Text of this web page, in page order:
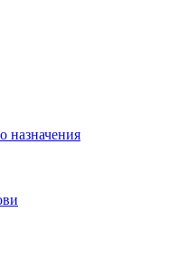
назначения